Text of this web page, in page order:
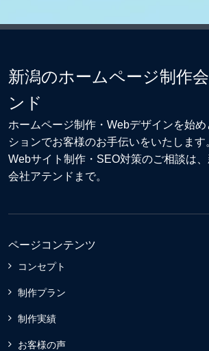
新潟のホームページ制作
ンド
ホームページ制作・Webデザインを始
ションでお客様のお手伝いをいたします
Webサイト制作 ・ SEO対策のご相談は
会社アテンドまで。
ページコンテンツ
コンセプト
制作プラン
制作実績
お客様の声